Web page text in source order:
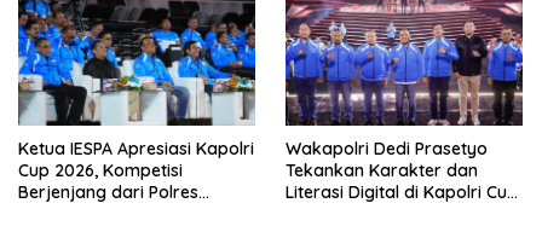
Ketua IESPA Apresiasi Kapolri
Cup 2026, Kompetisi
Berjenjang dari Polres
Wakapolri Dedi Prasetyo
Tekankan Karakter dan
Literasi Digital di Kapolri Cup